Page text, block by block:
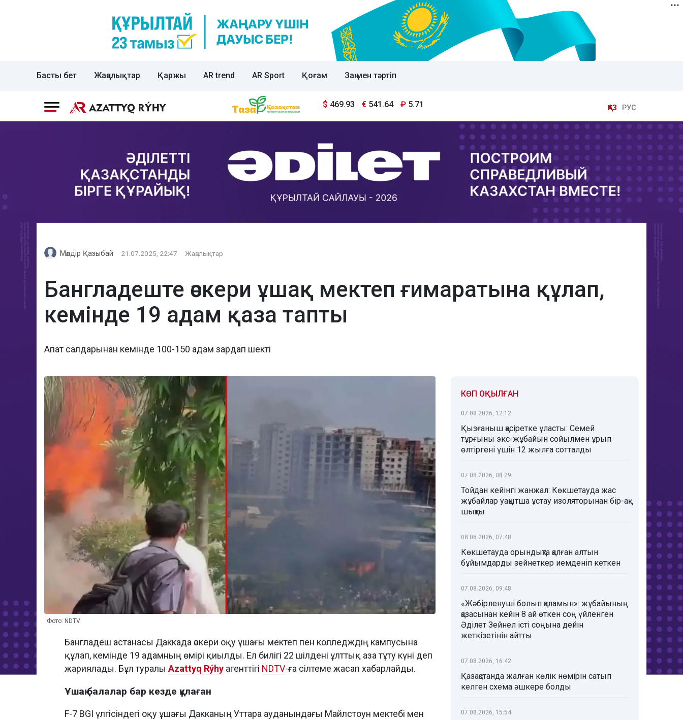
Басты бет Жаңалықтар Қаржы AR trend AR Sport Қоғам Заң мен тәртіп
$ 469.93 € 541.64 ₽ 5.71 ҚАЗ РУС
Мөлдір Қазыбай 21.07.2025, 22:47 Жаңалықтар
Бангладеште әскери ұшақ мектеп ғимаратына құлап,
кемінде 19 адам қаза тапты
Апат салдарынан кемінде 100-150 адам зардап шекті
Фото: NDTV
Бангладеш астанасы Даккада әскери оқу ұшағы мектеп пен колледждің кампусына
құлап, кемінде 19 адамның өмірі қиылды. Ел билігі 22 шілдені ұлттық аза тұту күні деп
жариялады. Бұл туралыAzattyq Rýhy агенттігі NDTV-ға сілтеме жасап хабарлайды.
Ұшақ балалар бар кезде құлаған
F-7 BGI үлгісіндегі оқу ұшағы Дакканың Уттара ауданындағы Майлстоун мектебі мен
КӨП ОҚЫЛҒАН
07.08.2026, 12:12
Қызғаныш қасіретке ұласты: Семей
тұрғыны экс-жұбайын сойылмен ұрып
өлтіргені үшін 12 жылға сотталды
07.08.2026, 08:29
Тойдан кейінгі жанжал: Көкшетауда жас
жұбайлар уақытша ұстау изоляторынан бір-ақ
шықты
08.08.2026, 07:48
Көкшетауда орындықта қалған алтын
бұйымдарды зейнеткер иемденіп кеткен
07.08.2026, 09:48
«Жәбірленуші болып қаламын»: жұбайының
қазасынан кейін 8 ай өткен соң үйленген
Әділет Зейнел істі соңына дейін
жеткізетінін айтты
07.08.2026, 16:42
Қазақстанда жалған көлік нөмірін сатып
келген схема әшкере болды
07.08.2026, 15:54